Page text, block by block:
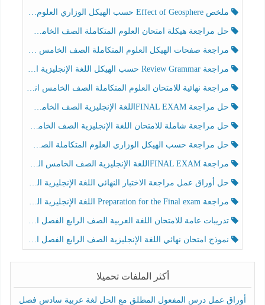
ملخص Effect of Geosphere حسب الهيكل الوزاري العلوم المتكاملة الصف الخامس انسبير الفصل الثالث
حل مراجعة هيكلة امتحان العلوم المتكاملة الصف الخامس عام الفصل الثالث
مراجعة صفحات الهيكل العلوم المتكاملة الصف الخامس انسبير الفصل الثالث
مراجعة Review Grammar حسب الهيكل اللغة الإنجليزية الصف الخامس الفصل الثالث
مراجعة نهائية للامتحان العلوم المتكاملة الصف الخامس انسبير الفصل الثالث
حل مراجعة FINAL EXAMاللغة الإنجليزية الصف الخامس الفصل الثالث
حل مراجعة شاملة للامتحان اللغة الإنجليزية الصف الخامس الفصل الثالث
حل مراجعة حسب الهيكل الوزاري العلوم المتكاملة الصف الخامس عام الفصل الثالث
مراجعة FINAL EXAMاللغة الإنجليزية الصف الخامس الفصل الثالث
حل أوراق عمل مراجعة الاختبار النهائي اللغة الإنجليزية الصف الرابع الفصل الثالث
مراجعة Preparation for the Final exam اللغة الإنجليزية الصف الرابع الفصل الثالث
تدريبات عامة للامتحان اللغة العربية الصف الرابع الفصل الثالث
نموذج امتحان نهائي اللغة الإنجليزية الصف الرابع الفصل الثالث
أكثر الملفات تحميلا
أوراق عمل درس المفعول المطلق مع الحل لغة عربية سادس فصل